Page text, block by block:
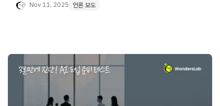
Nov 11, 2025 언론 보도